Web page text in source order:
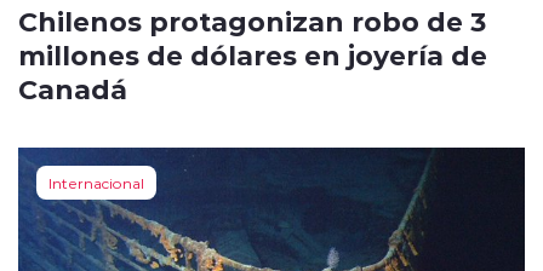
Chilenos protagonizan robo de 3
millones de dólares en joyería de
Canadá
Internacional